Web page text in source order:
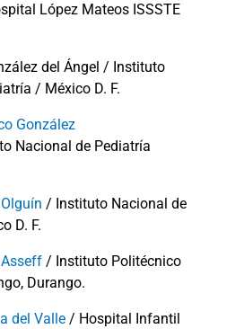
López Mateos ISSSTE
del Ángel / Instituto
/ México D. F.
González
Nacional de Pediatría
/ Instituto Nacional de
D. F.
/ Instituto Politécnico
Durango.
del Valle / Hospital Infantil